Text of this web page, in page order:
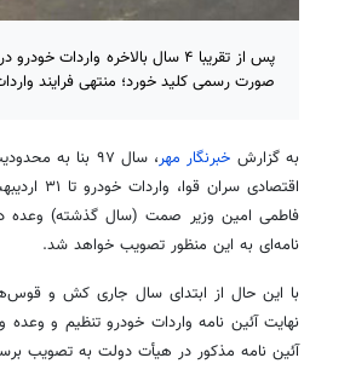
صورت رسمی کلید خورد؛ منتهی فرایند
به گزارش خبرنگار مهر
، سال ۹۷ بنا
فاطمی امین وزیر صمت
نامه‌ای به این منظور تصویب خواهد شد.
با این حال از ابتدای سال جاری کش و
آئین نامه مذکور در هیأت دولت به تصویب